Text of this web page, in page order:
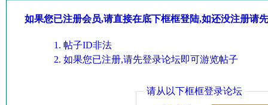
如果您已注册会员,请直接在底下框框登陆,如还没注册请
帖子ID非法
如果您已注册,请先登录论坛即可游览帖子
请从以下框框登录论坛